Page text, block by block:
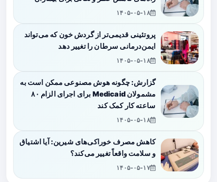
۱۴۰۵-۰۵-۱۸
پروتئینی قدیمی‌تر از گردش خون که می‌تواند
ایمن‌درمانی سرطان را تغییر دهد
۱۴۰۵-۰۵-۱۸
گزارش: چگونه هوش مصنوعی ممکن است به
مشمولان Medicaid برای اجرای الزام ۸۰
ساعته کار کمک کند
۱۴۰۵-۰۵-۱۸
کاهش مصرف خوراکی‌های شیرین: آیا اشتیاق
و سلامت واقعاً تغییر می‌کند؟
۱۴۰۵-۰۵-۱۷